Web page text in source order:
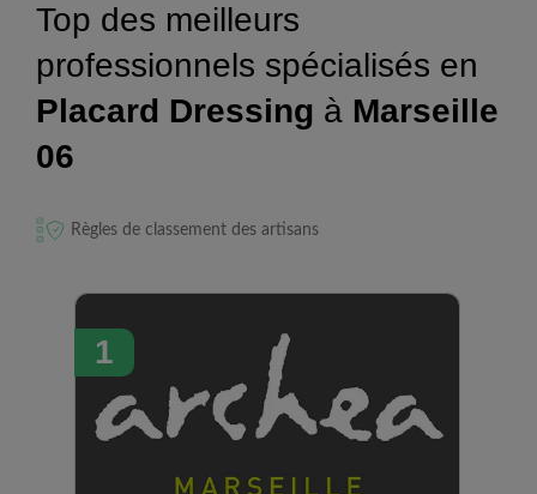
Top des meilleurs
professionnels spécialisés en
Placard Dressing à Marseille
06
Règles de classement des artisans
1